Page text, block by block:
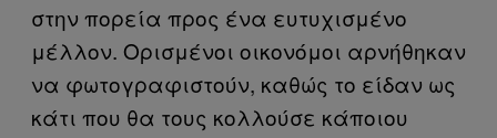
στην πορεία προς ένα ευτυχισμένο
μέλλον. Ορισμένοι οικονόμοι αρνήθηκαν
να φωτογραφιστούν, καθώς το είδαν ως
κάτι που θα τους κολλούσε κάποιου